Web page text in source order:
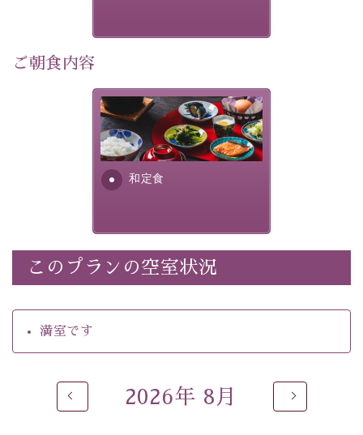
滞在いただけるよう
30項目以上からなる独自の衛生・消毒プログラムの基、
徹底した衛生管理を行っております。
-------------------------------------------------
・宿泊料金5%OFF
・諏訪大社4社を巡る無料参拝バス（事前予約制）
・館内着をご用意
・就寝用パジャマをご用意
・館内フリーWi-Fi
・駐車場完備
・チェックイン15時、チェックアウト10時
【お食事】
ご朝食内容
和定食
さっぱりとした和食膳に使わ
れる食材は、諏訪の名産品を
ふんだんに取り入れ、安心・
安全を心掛けた長野県産...
このプランの空室状況
満室です
2026年 8月